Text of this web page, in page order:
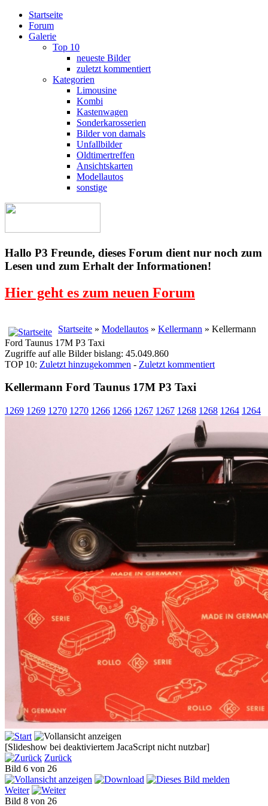
Startseite
Forum
Galerie
Top 10
neueste Bilder
zuletzt kommentiert
Kategorien
Limousine
Kombi
Kastenwagen
Sonderkarosserien
Bilder von damals
Unfallbilder
Oldtimertreffen
Ansichtskarten
Modellautos
sonstige
Hallo P3 Freunde, dieses Forum dient nur noch zum
Lesen und zum Erhalt der Informationen!
Hier geht es zum neuen Forum
Startseite » Modellautos » Kellermann » Kellermann
Ford Taunus 17M P3 Taxi
Zugriffe auf alle Bilder bislang: 45.049.860
TOP 10: Zuletzt hinzugekommen - Zuletzt kommentiert
Kellermann Ford Taunus 17M P3 Taxi
1269 1269 1270 1270 1266 1266 1267 1267 1268 1268 1264 1264
[Slideshow bei deaktiviertem JacaScript nicht nutzbar]
Zurück
Bild 6 von 26
Weiter
Bild 8 von 26